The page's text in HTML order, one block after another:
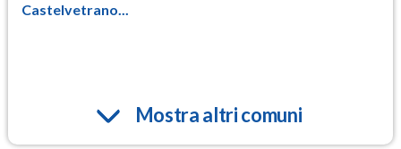
Castelvetrano...
Mostra altri comuni